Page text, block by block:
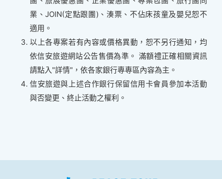
業、JOIN(定點跟團)、湊票、不佔床孩童及嬰兒恕不
適用。
以上各專案若有內容或價格異動，恕不另行通知，均
依信安旅遊網站公告售價為準。 滿額禮正確相關資訊
請點入"詳情"，依各家銀行專專區內容為主。
信安旅遊與上述合作銀行保留信用卡會員參加本活動
與否變更、終止活動之權利。